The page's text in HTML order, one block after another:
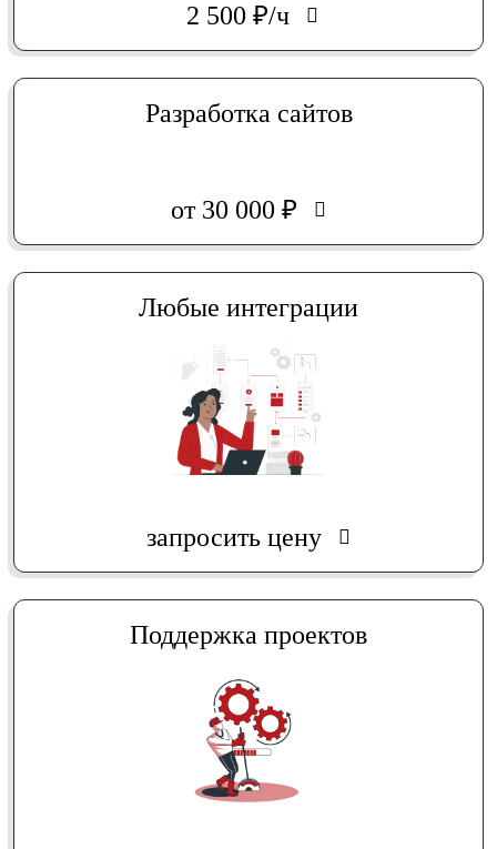
2 500 ₽/ч
Разработка сайтов
от 30 000 ₽
Любые интеграции
запросить цену
Поддержка проектов